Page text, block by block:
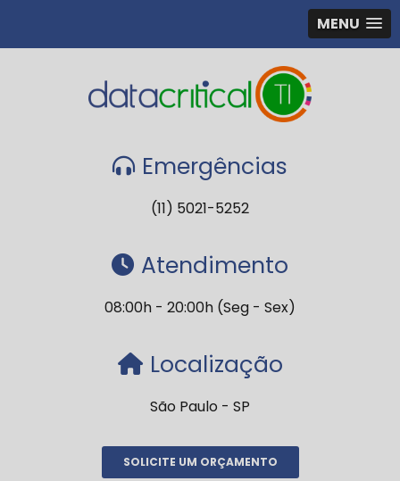
MENU
Emergências
(11) 5021-5252
Atendimento
08:00h - 20:00h (Seg - Sex)
Localização
São Paulo - SP
SOLICITE UM ORÇAMENTO